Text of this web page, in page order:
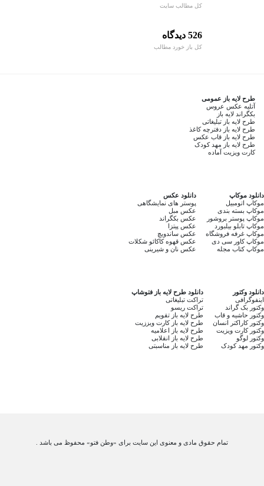
کل مطالب سایت
526 دیدگاه
کل باز خورد مطالب
طرح لایه باز عمومی
آتلیه عکس عروس
بکگراند لایه باز
طرح لایه باز تبلیغاتی
طرح لایه باز دفترچه کاغذ
طرح لایه باز قاب عکس
طرح لایه باز مهد کودک
کارت ویزیت آماده
دانلود موکاپ
موکاپ اتومبیل
موکاپ بسته بندی
موکاپ پوستر بروشور
موکاپ تابلو بیلبورد
موکاپ غرفه فروشگاه
موکاپ کاور سی دی
موکاپ کتاب مجله
دانلود عکس
پوستر های نمایشگاهی
عکس مبل
عکس بکگراند
عکس پیتزا
عکس ساندویچ
عکس قهوه کاکائو شکلات
عکس نان و شیرینی
دانلود وکتور
اینفوگرافی
وکتور بک گراند
وکتور حاشیه و قاب
وکتور کاراکتر انسان
وکتور کارت ویزیت
وکتور لوگو
وکتور مهد کودک
دانلود طرح لایه باز فتوشاپ
تراکت تبلیغاتی
تراکت ریسو
طرح لایه باز تقویم
طرح لایه باز کارت ویززیت
طرح لایه باز اعلامیه
طرح لایه باز انقلابی
طرح لایه باز مناسبتی
تمام حقوق مادی و معنوی این سایت برای «وطن فتو» محفوظ می باشد .